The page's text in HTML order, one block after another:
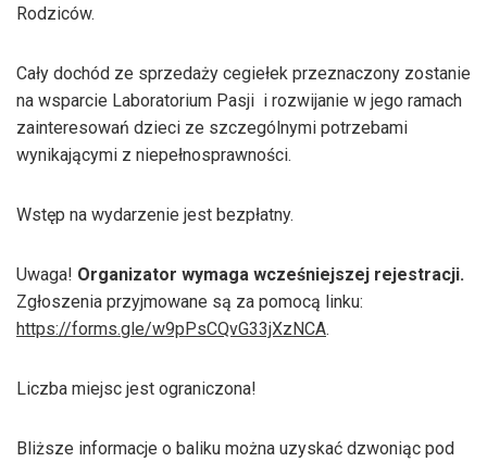
Rodziców.
Cały dochód ze sprzedaży cegiełek przeznaczony zostanie
na wsparcie Laboratorium Pasji i rozwijanie w jego ramach
zainteresowań dzieci ze szczególnymi potrzebami
wynikającymi z niepełnosprawności.
Wstęp na wydarzenie jest bezpłatny.
Uwaga! Organizator wymaga wcześniejszej rejestracji.
Zgłoszenia przyjmowane są za pomocą linku:
https://forms.gle/w9pPsCQvG33jXzNCA.
Liczba miejsc jest ograniczona!
Bliższe informacje o baliku można uzyskać dzwoniąc pod